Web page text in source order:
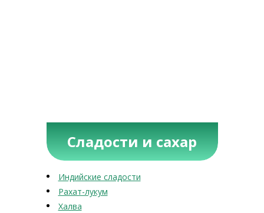
Сладости и сахар
Индийские сладости
Рахат-лукум
Халва